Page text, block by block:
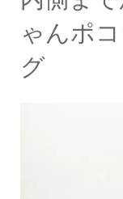
ゃんポ
グ